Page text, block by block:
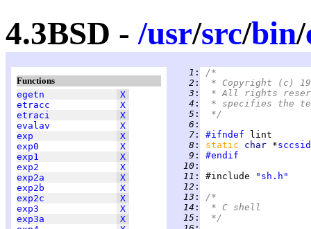
4.3BSD -/usr/src/bin/
Functions
egetn
X
etracc
X
etraci
X
evalav
X
exp
X
exp0
X
exp1
X
exp2
X
exp2a
X
exp2b
X
exp2c
X
exp3
X
exp3a
X
   1
:
/*
   2
:
* Copyright (c)
   3
:
* All rights
   4
:
* specifies the
   5
:
*/
   6
:
   7
: #ifndef
   8
: static char *sccsid
   9
:
#endif
  10
:
  11
: #include
"sh.h"
  12
:
  13
:
/*
  14
:
* C shell
  15
:
*/